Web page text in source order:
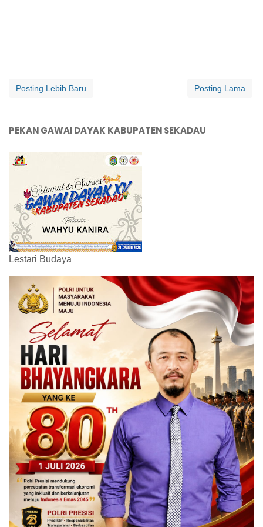
Posting Lebih Baru Posting Lama
PEKAN GAWAI DAYAK KABUPATEN SEKADAU
Lestari Budaya